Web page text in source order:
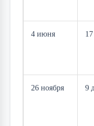
4 июня
26 ноября 9